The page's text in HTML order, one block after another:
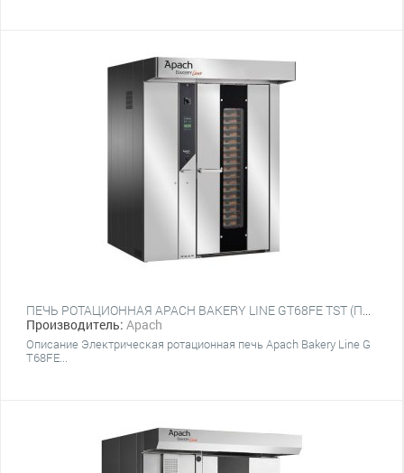
ПЕЧЬ РОТАЦИОННАЯ APACH BAKERY LINE GT68FE TST (ПЛАТФОРМА)
Производитель: Apach
Описание Электрическая ротационная печь Apach Bakery Line G
T68FE...